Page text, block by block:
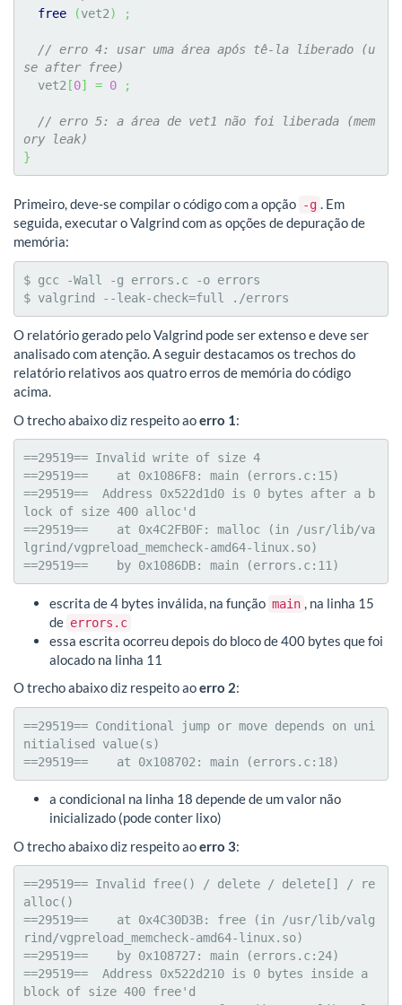
free
(vet2) ;
// erro 4: usar uma área após tê-la liberado (u
se after free)
  vet2
[0] = 0 ;
// erro 5: a área de vet1 não foi liberada (mem
ory leak)
}
Primeiro, deve-se compilar o código com a opção -g . Em
seguida, executar o Valgrind com as opções de depuração de
memória:
$ gcc -Wall -g errors.c -o errors
$ valgrind --leak-check=full ./errors
O relatório gerado pelo Valgrind pode ser extenso e deve ser
analisado com atenção. A seguir destacamos os trechos do
relatório relativos aos quatro erros de memória do código
acima.
O trecho abaixo diz respeito aoerro 1:
==29519== Invalid write of size 4
==29519==    at 0x1086F8: main (errors.c:15)
==29519==  Address 0x522d1d0 is 0 bytes after a b
lock of size 400 alloc'd
==29519==    at 0x4C2FB0F: malloc (in /usr/lib/va
lgrind/vgpreload_memcheck-amd64-linux.so)
==29519==    by 0x1086DB: main (errors.c:11)
escrita de 4 bytes inválida, na função main , na linha 15
de errors.c
essa escrita ocorreu depois do bloco de 400 bytes que foi
alocado na linha 11
O trecho abaixo diz respeito aoerro 2:
==29519== Conditional jump or move depends on uni
nitialised value(s)
==29519==    at 0x108702: main (errors.c:18)
a condicional na linha 18 depende de um valor não
inicializado (pode conter lixo)
O trecho abaixo diz respeito aoerro 3:
==29519== Invalid free() / delete / delete[] / re
alloc()
==29519==    at 0x4C30D3B: free (in /usr/lib/valg
rind/vgpreload_memcheck-amd64-linux.so)
==29519==    by 0x108727: main (errors.c:24)
==29519==  Address 0x522d210 is 0 bytes inside a
block of size 400 free'd